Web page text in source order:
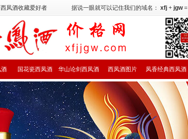
西凤酒收藏爱好者 据说一眼就可以记住我们的域名： xfj + jgw=
国花瓷西凤酒 华山论剑西凤酒 西凤酒图片 凤香经典西凤酒